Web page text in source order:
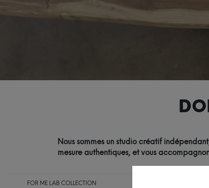
Nous sommes un studio créatif
mesure authentiques, et vous
FOR ME LAB COLLECTION